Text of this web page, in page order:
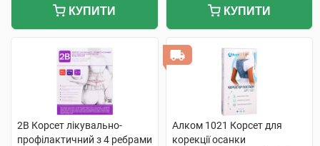
КУПИТИ КУПИТИ
2B Корсет лікувально-
профілактичний з 4 ребрами
Алком 1021 Корсет для
корекції осанки